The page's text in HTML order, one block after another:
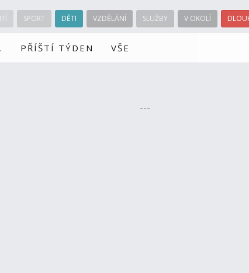
SPORT DĚTI VZDĚLÁNÍ SLUŽBY V OKOLÍ
PŘÍŠTÍ TÝDEN VŠE
---